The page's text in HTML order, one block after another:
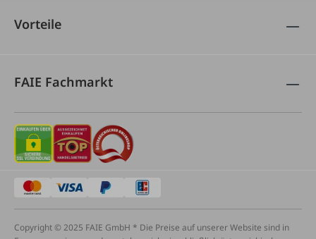
Vorteile
FAIE Fachmarkt
Copyright © 2025 FAIE GmbH * Die Preise auf unserer Website sind in